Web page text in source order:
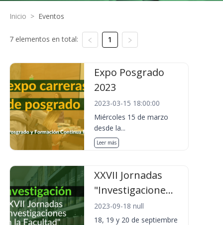
Inicio > Eventos
7 elementos en total: 1
Expo Posgrado
2023
2023-03-15 18:00:00
Miércoles 15 de marzo
desde la...
Leer más
XXVII Jornadas
"Investigacione...
2023-09-18 null
18, 19 y 20 de septiembre